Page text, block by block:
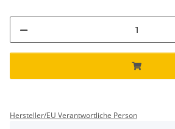
Hersteller/EU Verantwortliche Person